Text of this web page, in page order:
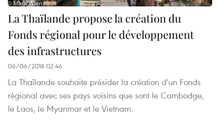
La Thaïlande propose la création du
Fonds régional pour le développement
des infrastructures
06/06/2018 02:46
La Thaïlande souhaite présider la création d’un Fonds
régional avec ses pays voisins que sont le Cambodge,
le Laos, le Myanmar et le Vietnam.